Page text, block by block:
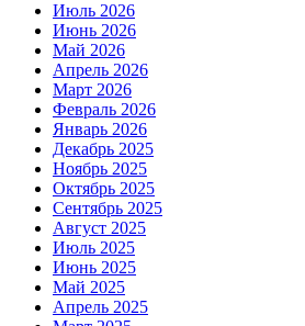
Июль 2026
Июнь 2026
Май 2026
Апрель 2026
Март 2026
Февраль 2026
Январь 2026
Декабрь 2025
Ноябрь 2025
Октябрь 2025
Сентябрь 2025
Август 2025
Июль 2025
Июнь 2025
Май 2025
Апрель 2025